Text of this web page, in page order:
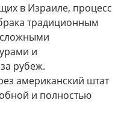
в Израиле, процесс
традиционным
и
рубеж.
американский штат
и полностью